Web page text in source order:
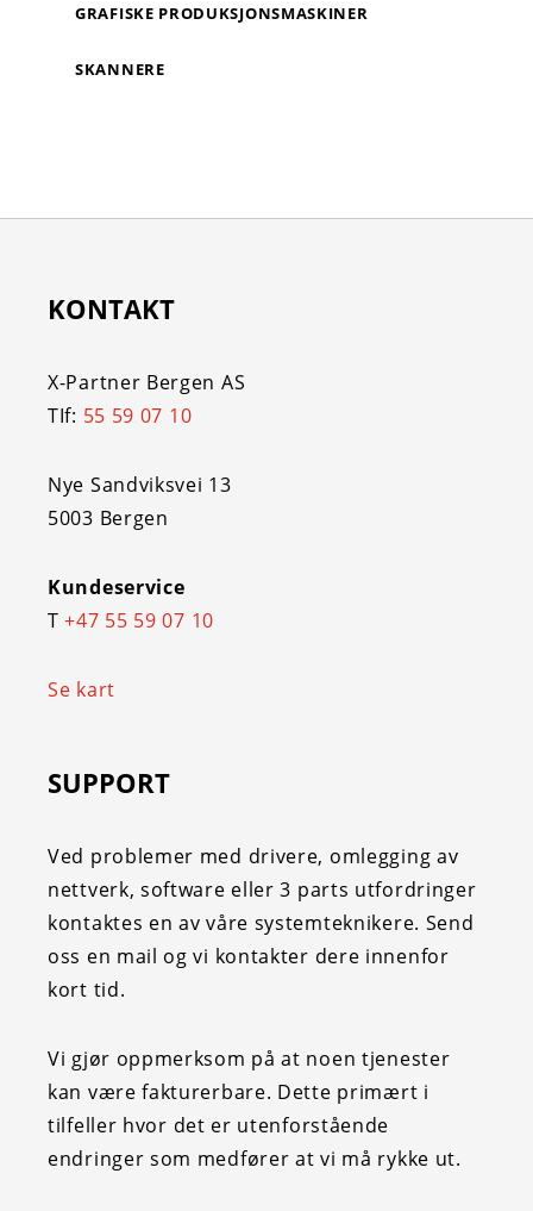
GRAFISKE PRODUKSJONSMASKINER
SKANNERE
KONTAKT
X-Partner Bergen AS
TIf: 55 59 07 10
Nye Sandviksvei 13
5003 Bergen
Kundeservice
T+47 55 59 07 10
Se kart
SUPPORT
Ved problemer med drivere, omlegging av
nettverk, software eller 3 parts utfordringer
kontaktes en av våre systemteknikere. Send
oss en mail og vi kontakter dere innenfor
kort tid.
Vi gjør oppmerksom på at noen tjenester
kan være fakturerbare. Dette primært i
tilfeller hvor det er utenforstående
endringer som medfører at vi må rykke ut.